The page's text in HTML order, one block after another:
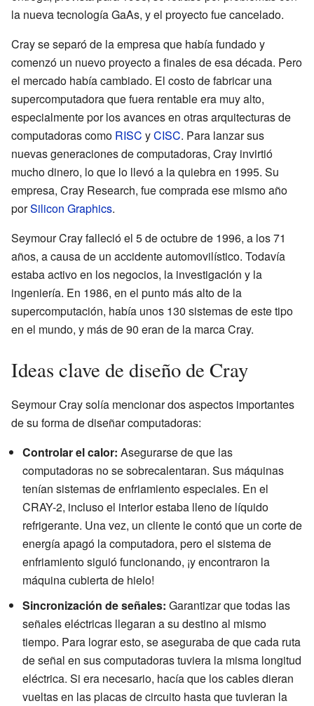
la nueva tecnología GaAs, y el proyecto fue cancelado.
Cray se separó de la empresa que había fundado y
comenzó un nuevo proyecto a finales de esa década. Pero
el mercado había cambiado. El costo de fabricar una
supercomputadora que fuera rentable era muy alto,
especialmente por los avances en otras arquitecturas de
computadoras como RISC yCISC. Para lanzar sus
nuevas generaciones de computadoras, Cray invirtió
mucho dinero, lo que lo llevó a la quiebra en 1995. Su
empresa, Cray Research, fue comprada ese mismo año
porSilicon Graphics.
Seymour Cray falleció el 5 de octubre de 1996, a los 71
años, a causa de un accidente automovilístico. Todavía
estaba activo en los negocios, la investigación y la
ingeniería. En 1986, en el punto más alto de la
supercomputación, había unos 130 sistemas de este tipo
en el mundo, y más de 90 eran de la marca Cray.
Ideas clave de diseño de Cray
Seymour Cray solía mencionar dos aspectos importantes
de su forma de diseñar computadoras:
Controlar el calor: Asegurarse de que las
computadoras no se sobrecalentaran. Sus máquinas
tenían sistemas de enfriamiento especiales. En el
CRAY-2, incluso el interior estaba lleno de líquido
refrigerante. Una vez, un cliente le contó que un corte de
energía apagó la computadora, pero el sistema de
enfriamiento siguió funcionando, ¡y encontraron la
máquina cubierta de hielo!
Sincronización de señales: Garantizar que todas las
señales eléctricas llegaran a su destino al mismo
tiempo. Para lograr esto, se aseguraba de que cada ruta
de señal en sus computadoras tuviera la misma longitud
eléctrica. Si era necesario, hacía que los cables dieran
vueltas en las placas de circuito hasta que tuvieran la